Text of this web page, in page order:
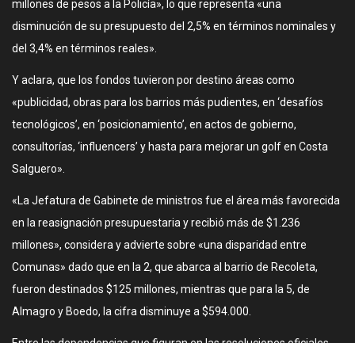
millones de pesos a la Policía», lo que representa «una
disminución de su presupuesto del 2,5% en términos nominales y
del 3,4% en términos reales».
Y aclara, que los fondos tuvieron por destino áreas como
«publicidad, obras para los barrios más pudientes, en ‘desafíos
tecnológicos’, en ‘posicionamiento’, en actos de gobierno,
consultorías, ‘influencers’ y hasta para mejorar un golf en Costa
Salguero».
«La Jefatura de Gabinete de ministros fue el área más favorecida
en la reasignación presupuestaria y recibió más de $1.236
millones», considera y advierte sobre «una disparidad entre
Comunas» dado que en la 2, que abarca al barrio de Recoleta,
fueron destinados $125 millones, mientras que para la 5, de
Almagro y Boedo, la cifra disminuye a $594.000.